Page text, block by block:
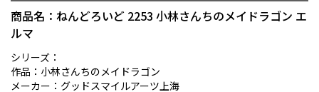
宅配買取のご案内
DELIVERY PURCHASE
買取お申し込み
商品名：ねんどろいど 2253 小林さんちのメイドラゴン エ
ルマ
シリーズ：
作品：小林さんちのメイドラゴン
メーカー：グッドスマイルアーツ上海